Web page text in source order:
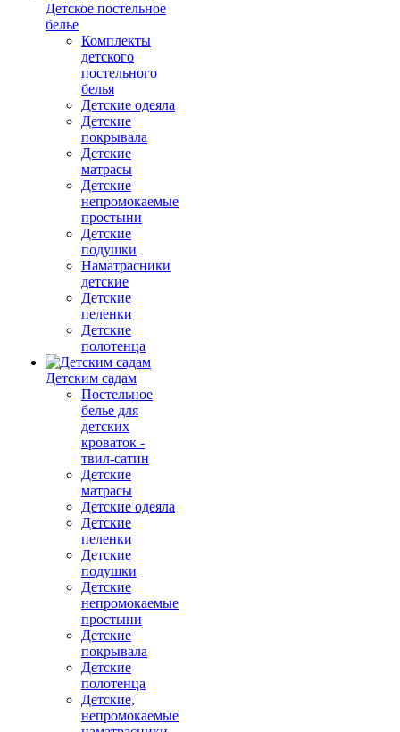
Детское постельное
белье
Комплекты
детского
постельного
белья
Детские одеяла
Детские
покрывала
Детские
матрасы
Детские
непромокаемые
простыни
Детские
подушки
Наматрасники
детские
Детские
пеленки
Детские
полотенца
Детским садам
Постельное
белье для
детских
кроваток -
твил-сатин
Детские
матрасы
Детские одеяла
Детские
пеленки
Детские
подушки
Детские
непромокаемые
простыни
Детские
покрывала
Детские
полотенца
Детские,
непромокаемые